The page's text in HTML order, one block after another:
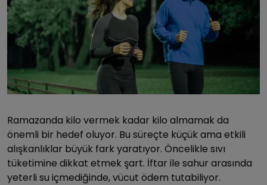
Ramazanda kilo vermek kadar kilo almamak da
önemli bir hedef oluyor. Bu süreçte küçük ama etkili
alışkanlıklar büyük fark yaratıyor. Öncelikle sıvı
tüketimine dikkat etmek şart. İftar ile sahur arasında
yeterli su içmediğinde, vücut ödem tutabiliyor.